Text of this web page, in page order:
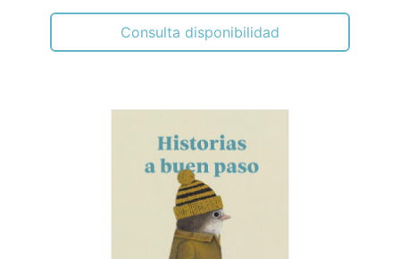
Consulta disponibilidad